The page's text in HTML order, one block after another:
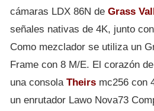
cámaras LDX 86N de Grass
señales nativas de 4K, junto
Como mezclador se utiliza un
Frame con 8 M/E. El corazón
una consola Theirs mc256 con
un enrutador Lawo Nova73